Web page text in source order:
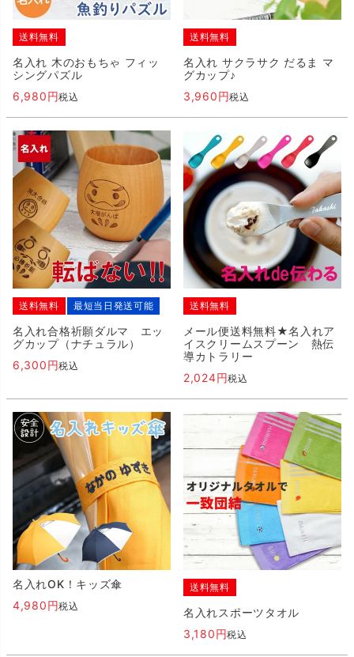
送料無料
名入れ 木のおもちゃ フィッ
シングパズル
6,980
税込
送料無料
名入れ サクラサク だるま マ
グカップ♪
3,960
税込
送料無料 最短当日発送可能
名入れ合格祈願ダルマ エッ
グカップ（ナチュラル）
6,300
税込
送料無料
メール便送料無料★名入れア
イスクリームスプーン 熱伝
導カトラリー
2,024
税込
名入れOK！キッズ傘
4,980
税込
送料無料
名入れスポーツタオル
3,180
税込